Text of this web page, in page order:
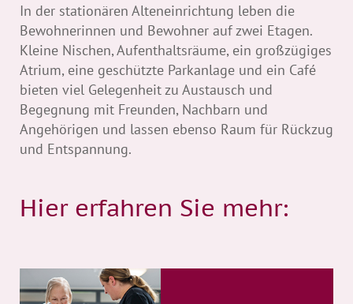
In der stationären Alteneinrichtung leben die
Bewohnerinnen und Bewohner auf zwei Etagen.
Kleine Nischen, Aufenthaltsräume, ein großzügiges
Atrium, eine geschützte Parkanlage und ein Café
bieten viel Gelegenheit zu Austausch und
Begegnung mit Freunden, Nachbarn und
Angehörigen und lassen ebenso Raum für Rückzug
und Entspannung.
Hier erfahren Sie mehr: